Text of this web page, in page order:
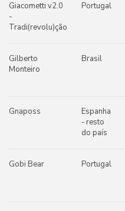
Giacometti v2.0
-
Tradi(revolu)ção
Portugal
Gilberto
Monteiro
Brasil
Gnaposs
Espanha
- resto
do país
Gobi Bear Portugal